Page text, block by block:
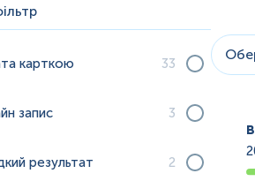
карткою 33
запис 3
результат 2